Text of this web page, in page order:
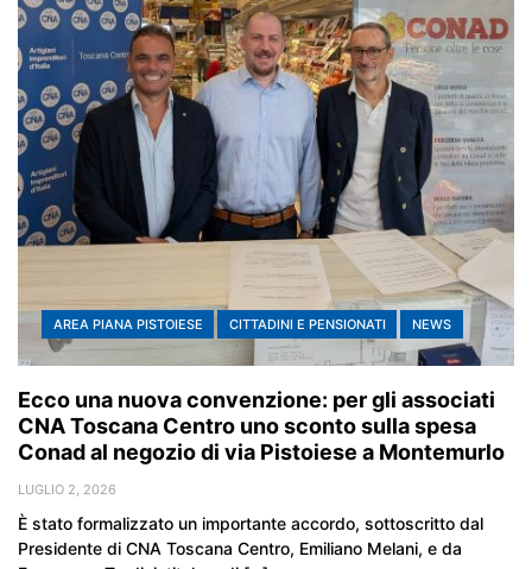
AREA PIANA PISTOIESE CITTADINI E PENSIONATI NEWS
Ecco una nuova convenzione: per gli associati
CNA Toscana Centro uno sconto sulla spesa
Conad al negozio di via Pistoiese a Montemurlo
LUGLIO 2, 2026
È stato formalizzato un importante accordo, sottoscritto dal
Presidente di CNA Toscana Centro, Emiliano Melani, e da